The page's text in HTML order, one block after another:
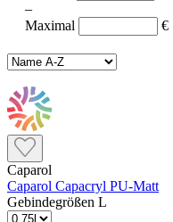
–
Maximal
€
Caparol
Caparol Capacryl PU-Matt
Gebindegrößen L